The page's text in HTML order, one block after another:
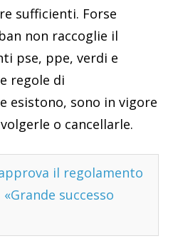
sufficienti. Forse
non raccoglie il
pse, ppe, verdi e
regole di
esistono, sono in vigore
o cancellarle.
approva il regolamento
successo